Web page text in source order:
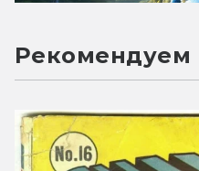
Рекомендуем